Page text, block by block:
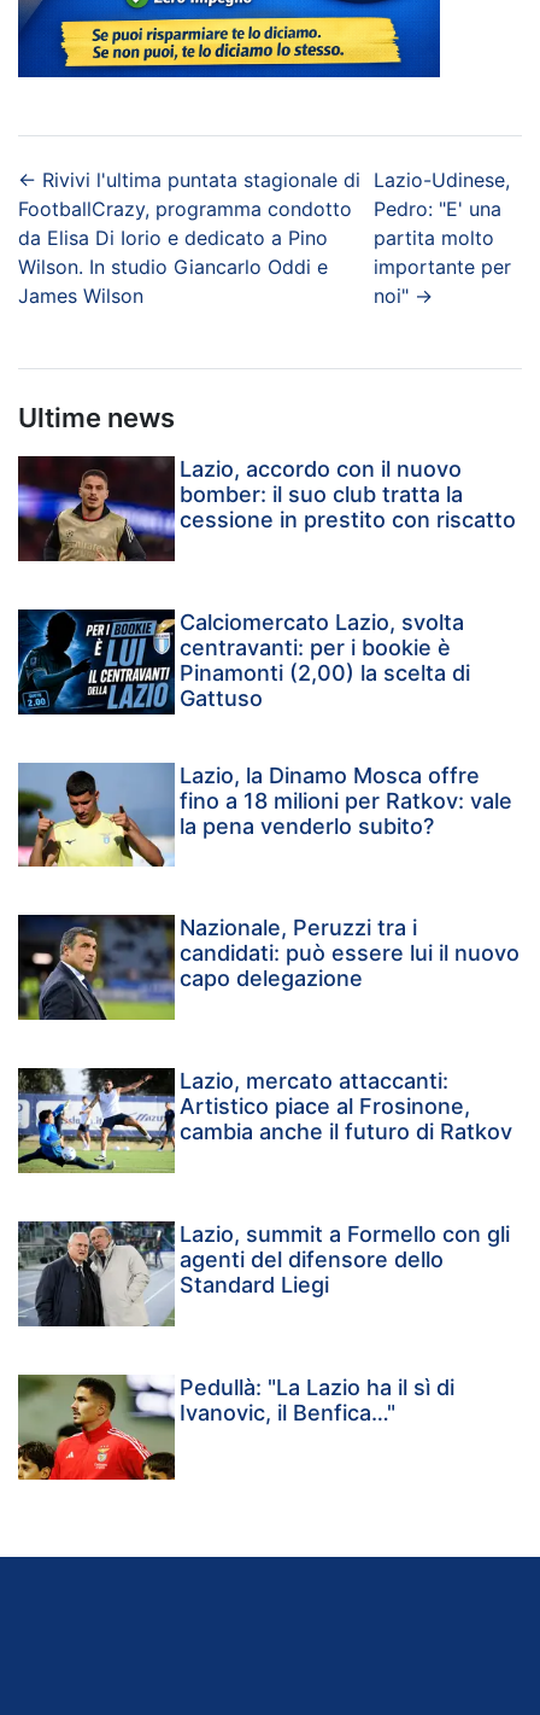
← Rivivi l'ultima puntata stagionale di
FootballCrazy, programma condotto
da Elisa Di Iorio e dedicato a Pino
Wilson. In studio Giancarlo Oddi e
James Wilson
Lazio-Udinese,
Pedro: "E' una
partita molto
importante per
noi"→
Ultime news
Lazio, accordo con il nuovo
bomber: il suo club tratta la
cessione in prestito con riscatto
Calciomercato Lazio, svolta
centravanti: per i bookie è
Pinamonti (2,00) la scelta di
Gattuso
Lazio, la Dinamo Mosca offre
fino a 18 milioni per Ratkov: vale
la pena venderlo subito?
Nazionale, Peruzzi tra i
candidati: può essere lui il nuovo
capo delegazione
Lazio, mercato attaccanti:
Artistico piace al Frosinone,
cambia anche il futuro di Ratkov
Lazio, summit a Formello con gli
agenti del difensore dello
Standard Liegi
Pedullà: "La Lazio ha il sì di
Ivanovic, il Benfica…"